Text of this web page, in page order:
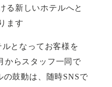
る​新しい​ホテルへと​
ます
と​なってお客様を​
から​スタッフ一同で​
の​鼓動は、​随時SNSで​